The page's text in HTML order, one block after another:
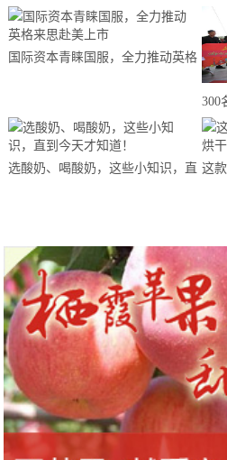
国际资本青睐国服，全力推动英格
300
马
站
选酸奶、喝酸奶，这些小知识，直 这